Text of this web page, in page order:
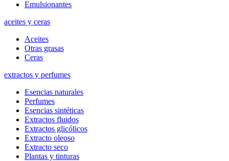
Emulsionantes
aceites y ceras
Aceites
Otras grasas
Ceras
extractos y perfumes
Esencias naturales
Perfumes
Esencias sintéticas
Extractos fluidos
Extractos glicólicos
Extracto oleoso
Extracto seco
Plantas y tinturas